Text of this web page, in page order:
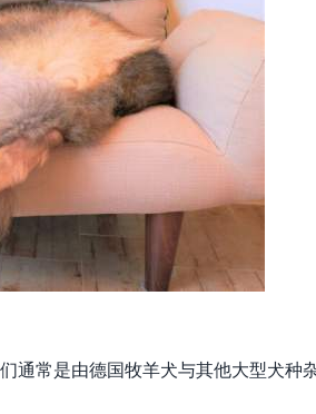
通常是由德国牧羊犬与其他大型犬种